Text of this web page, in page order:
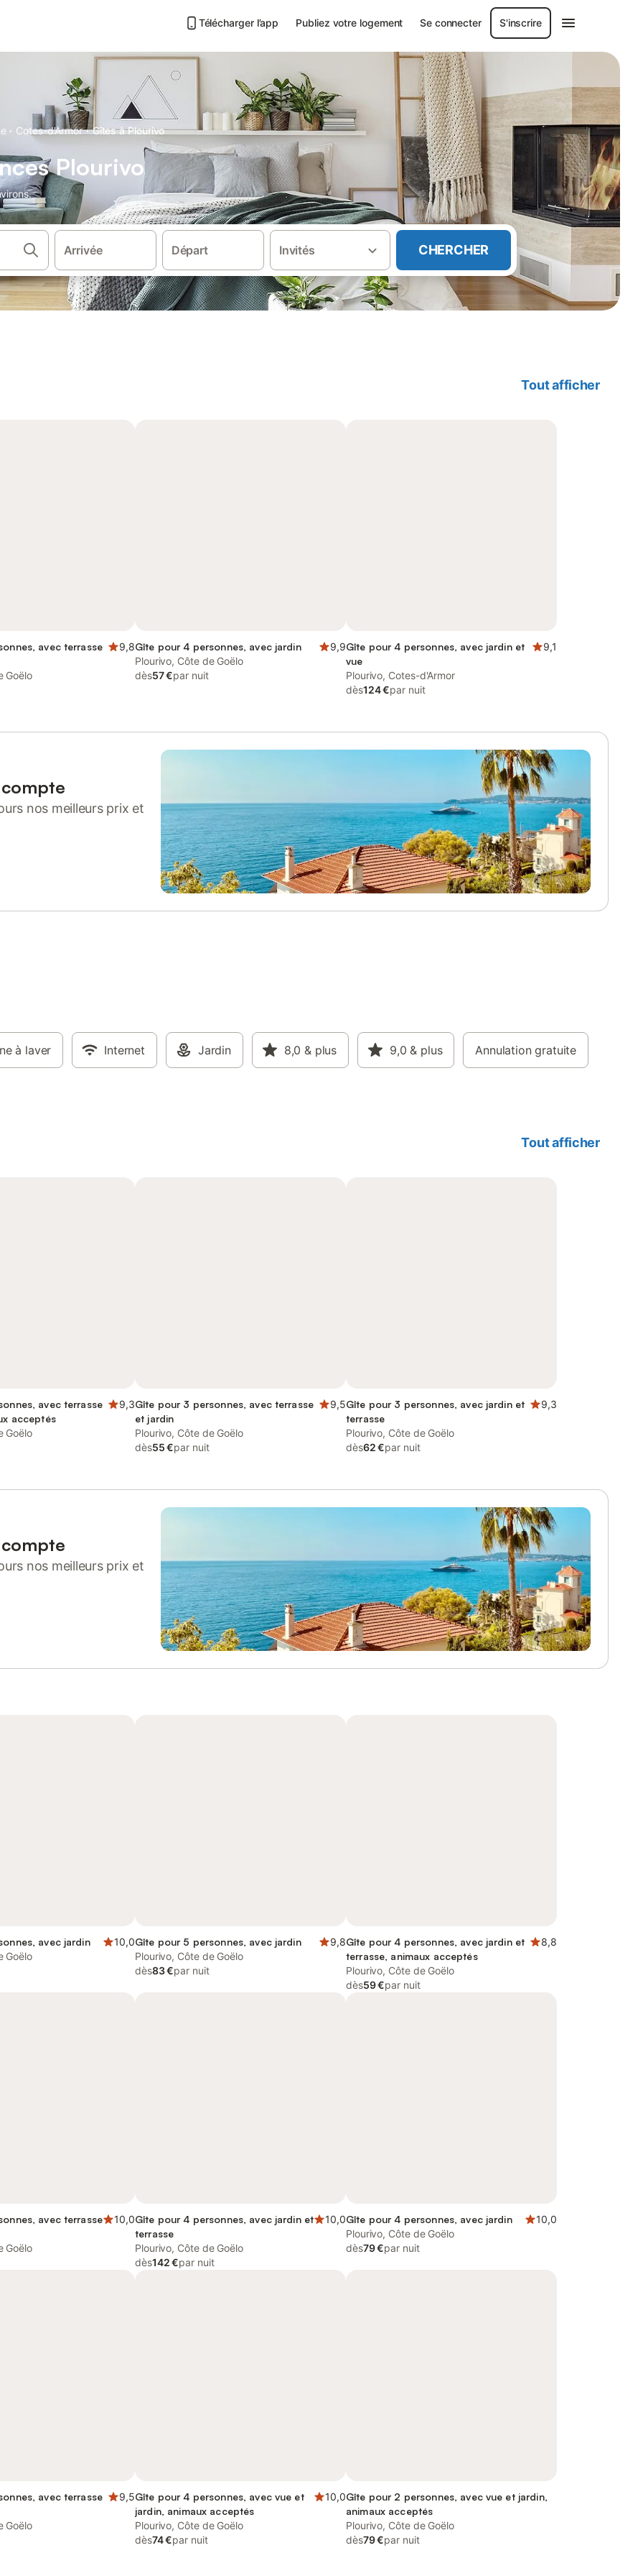
Télécharger l’app Publiez votre logement Se connecter S'inscrire
· Cotes-d'Armor · Gîtes à Plourivo
Plourivo
Arrivée Départ Invités CHERCHER
Tout afficher
avec terrasse
9,8
Goëlo
Gîte pour 4 personnes, avec jardin
9,9
Plourivo, Côte de Goëlo
dès57 €par nuit
Gîte pour 4 personnes, avec jardin et
vue
9,1
Plourivo, Cotes-d'Armor
dès124 €par nuit
compte
nos meilleurs prix et
à laver Internet Jardin 8,0 & plus 9,0 & plus Annulation gratuite
Tout afficher
avec terrasse
acceptés
9,3
Goëlo
Gîte pour 3 personnes, avec terrasse
et jardin
9,5
Plourivo, Côte de Goëlo
dès55 €par nuit
Gîte pour 3 personnes, avec jardin et
terrasse
9,3
Plourivo, Côte de Goëlo
dès62 €par nuit
compte
nos meilleurs prix et
avec jardin
10,0
Goëlo
Gîte pour 5 personnes, avec jardin
9,8
Plourivo, Côte de Goëlo
dès83 €par nuit
Gîte pour 4 personnes, avec jardin et
terrasse, animaux acceptés
8,8
Plourivo, Côte de Goëlo
dès59 €par nuit
avec terrasse
10,0
Goëlo
Gîte pour 4 personnes, avec jardin et
terrasse
10,0
Plourivo, Côte de Goëlo
dès142 €par nuit
Gîte pour 4 personnes, avec jardin
10,0
Plourivo, Côte de Goëlo
dès79 €par nuit
avec terrasse
9,5
Goëlo
Gîte pour 4 personnes, avec vue et
jardin, animaux acceptés
10,0
Plourivo, Côte de Goëlo
dès74 €par nuit
Gîte pour 2 personnes, avec vue et jardin,
animaux acceptés
Plourivo, Côte de Goëlo
dès79 €par nuit